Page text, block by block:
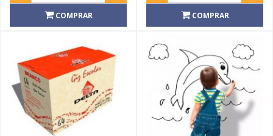
COMPRAR COMPRAR